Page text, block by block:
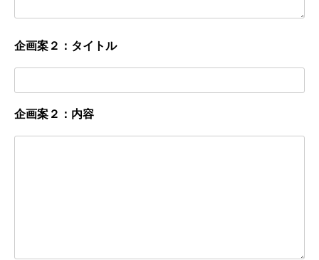
企画案２：タイトル
企画案２：内容